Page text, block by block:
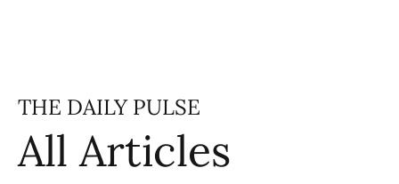
All Articles
THE DAILY PULSE